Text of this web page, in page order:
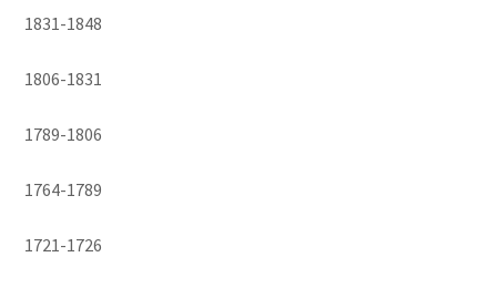
1831-1848
1806-1831
1789-1806
1764-1789
1721-1726